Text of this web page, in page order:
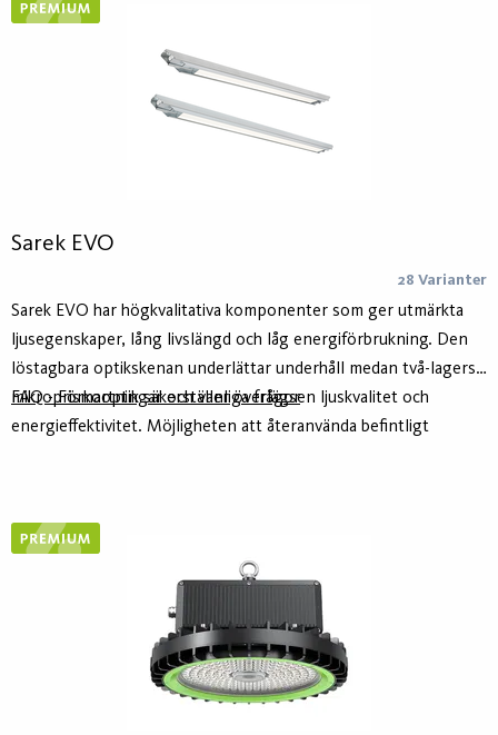
Sarek EVO
28 Varianter
Sarek EVO har högkvalitativa komponenter som ger utmärkta
ljusegenskaper, lång livslängd och låg energiförbrukning. Den
löstagbara optikskenan underlättar underhåll medan två-lagers
mikroprismaoptik säkerställer överlägsen ljuskvalitet och
energieffektivitet. Möjligheten att återanvända befintligt
FAQ - Förkortningar och vanliga frågor